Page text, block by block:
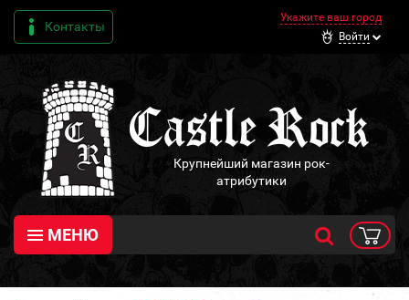
Контакты
Укажите ваш город
Войти
Крупнейший магазин рок-
атрибутики
МЕНЮ